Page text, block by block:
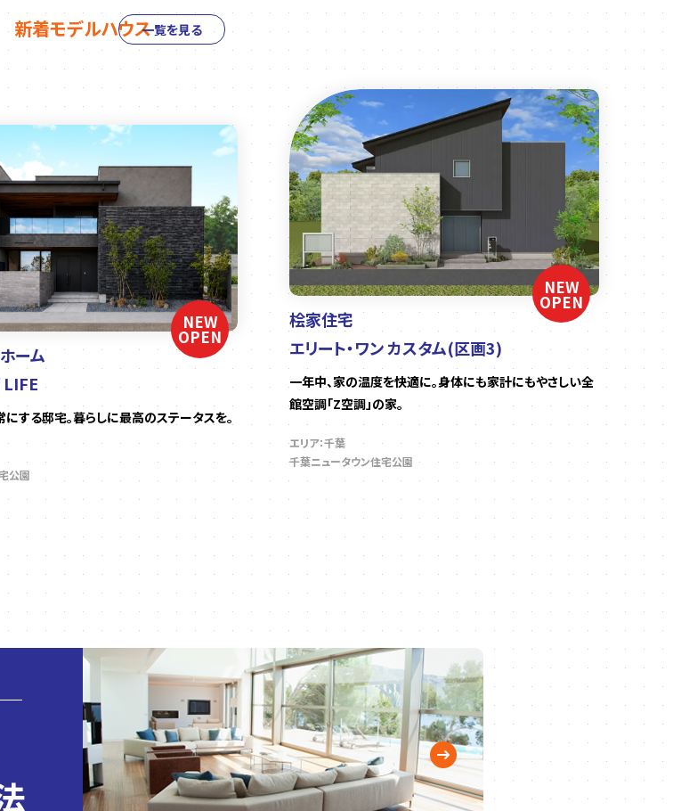
新着モデルハウス
NEW
OPEN
ーム
する邸宅。暮らしに最高のステータスを。
公園
NEW
OPEN
桧家住宅
エリート・ワン カスタム(区画3)
一年中、家の温度を快適に。身体にも家計にもやさしい全
館空調「Z空調」の家。
エリア：千葉
千葉ニュータウン住宅公園
一覧を見る